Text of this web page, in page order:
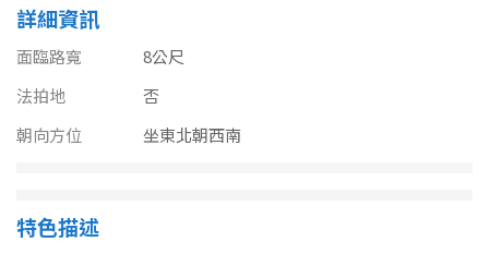
苗栗縣
台中市
農舍
廠辦 倉庫
坪數
詳細資訊
面臨路寬
8公尺
法拍地
否
朝向方位
坐東北朝西南
特色描述